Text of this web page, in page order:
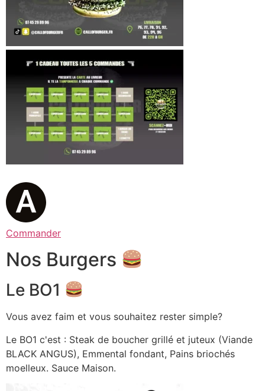
Commander
Nos Burgers
Le BO1
Vous avez faim et vous souhaitez rester simple?
Le BO1 c'est : Steak de boucher grillé et juteux (Viande
BLACK ANGUS), Emmental fondant, Pains briochés
moelleux. Sauce Maison.